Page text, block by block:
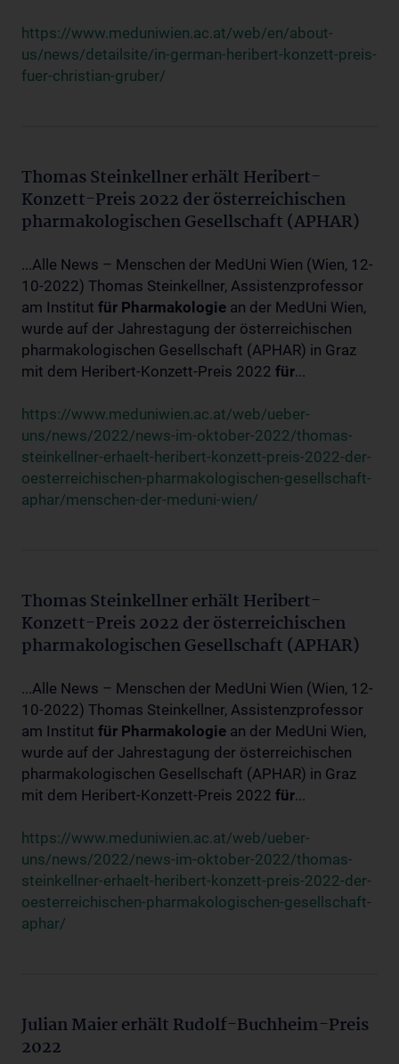
https://www.meduniwien.ac.at/web/en/about-
us/news/detailsite/in-german-heribert-konzett-preis-
fuer-christian-gruber/
Thomas Steinkellner erhält Heribert-
Konzett-Preis 2022 der österreichischen
pharmakologischen Gesellschaft (APHAR)
...Alle News – Menschen der MedUni Wien (Wien, 12-
10-2022) Thomas Steinkellner, Assistenzprofessor
am Institut für Pharmakologie an der MedUni Wien,
wurde auf der Jahrestagung der österreichischen
pharmakologischen Gesellschaft (APHAR) in Graz
mit dem Heribert-Konzett-Preis 2022 für...
https://www.meduniwien.ac.at/web/ueber-
uns/news/2022/news-im-oktober-2022/thomas-
steinkellner-erhaelt-heribert-konzett-preis-2022-der-
oesterreichischen-pharmakologischen-gesellschaft-
aphar/menschen-der-meduni-wien/
Thomas Steinkellner erhält Heribert-
Konzett-Preis 2022 der österreichischen
pharmakologischen Gesellschaft (APHAR)
...Alle News – Menschen der MedUni Wien (Wien, 12-
10-2022) Thomas Steinkellner, Assistenzprofessor
am Institut für Pharmakologie an der MedUni Wien,
wurde auf der Jahrestagung der österreichischen
pharmakologischen Gesellschaft (APHAR) in Graz
mit dem Heribert-Konzett-Preis 2022 für...
https://www.meduniwien.ac.at/web/ueber-
uns/news/2022/news-im-oktober-2022/thomas-
steinkellner-erhaelt-heribert-konzett-preis-2022-der-
oesterreichischen-pharmakologischen-gesellschaft-
aphar/
Julian Maier erhält Rudolf-Buchheim-Preis
2022